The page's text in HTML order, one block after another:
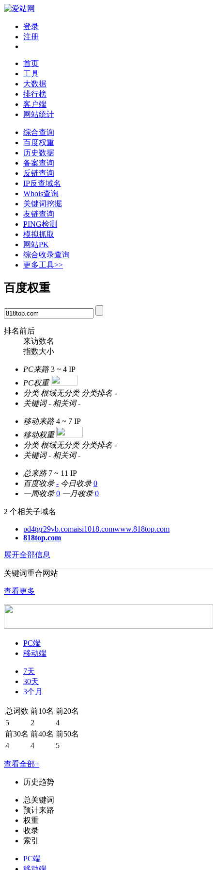
登录
注册
首页
工具
大数据
排行榜
客户端
网站统计
综合查询
百度权重
历史数据
备案查询
反链查询
IP反查域名
Whois查询
关键词挖掘
友链查询
PING检测
模拟抓取
网站PK
综合收录查询
更多工具>>
百度权重
排名前后
来访数名
指数大小
PC来路 3 ~ 4 IP
PC权重
分类 根域无分类 分类排名 -
关键词 - 相关词 -
移动来路 4 ~ 7 IP
移动权重
分类 根域无分类 分类排名 -
关键词 - 相关词 -
总来路 7 ~ 11 IP
百度收录 - 今日收录 0
一周收录 0 一月收录 0
2 个相关子域名
pd4tgr29vb.comaisi1018.comwww.818top.com
818top.com
展开全部信息
关键词重合网站
查看更多
PC端
移动端
7天
30天
3个月
总词数 前10名 前20名
5
2
4
前30名 前40名 前50名
4
4 5
查看全部+
历史趋势
总关键词
预计来路
权重
收录
索引
PC端